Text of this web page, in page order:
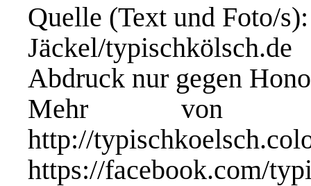
Quelle (Text und Foto/
Jäckel/typischkölsch.de
Abdruck nur gegen
Mehr von
http://
https://facebook.com/